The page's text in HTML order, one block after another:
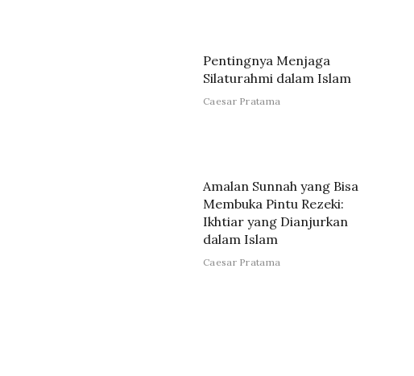
Pentingnya Menjaga
Silaturahmi dalam Islam
Caesar Pratama
Amalan Sunnah yang Bisa
Membuka Pintu Rezeki:
Ikhtiar yang Dianjurkan
dalam Islam
Caesar Pratama